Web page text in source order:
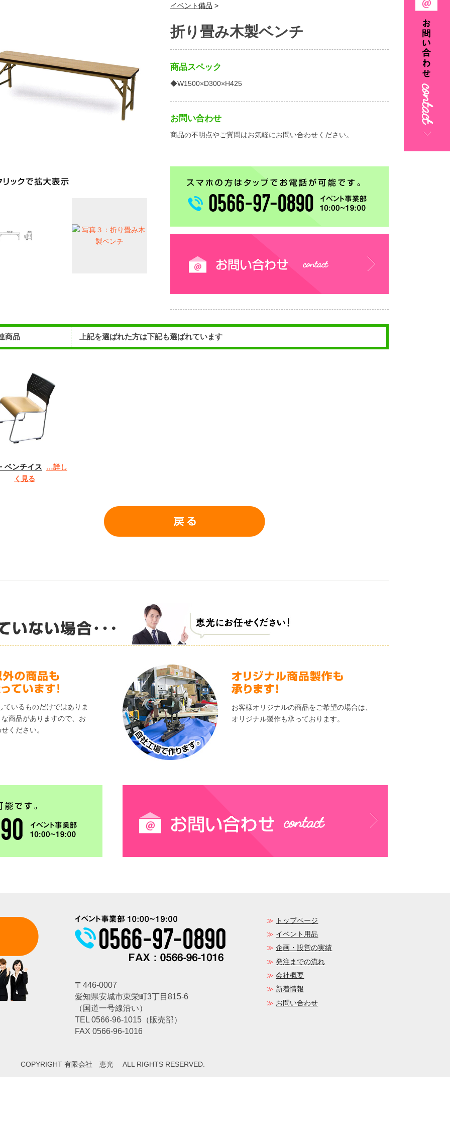
イベント備品 >
折り畳み木製ベンチ
商品スペック
◆W1500×D300×H425
お問い合わせ
商品の不明点やご質問はお気軽にお問い合わせください。
商品 上記を選ばれた方は下記も選ばれています
ベンチイス
…詳し
く見る
ているものだけではありま
商品がありますので、お
ください。
お客様オリジナルの商品をご希望の場合は、
オリジナル製作も承っております。
トップページ
イベント用品
企画・設営の実績
発注までの流れ
会社概要
新着情報
お問い合わせ
〒446-0007
愛知県安城市東栄町3丁目815-6
（国道一号線沿い）
TEL 0566-96-1015 （販売部）
FAX 0566-96-1016
COPYRIGHT 有限会社 恵光 ALL RIGHTS RESERVED.